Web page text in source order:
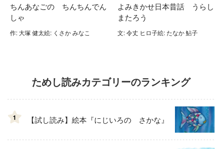
ちんあなごの ちんちんでん
しゃ
作: 大塚 健太絵: くさか みなこ
よみきかせ日本昔話 うらし
またろう
文: 令丈 ヒロ子絵: たなか 鮎子
ためし読みカテゴリーのランキング
1 【試し読み】絵本『にじいろの さかな』